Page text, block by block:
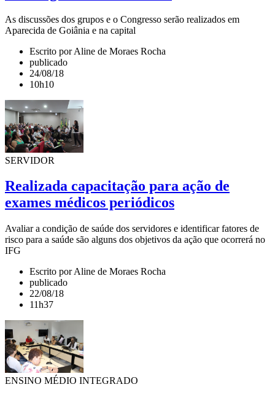
As discussões dos grupos e o Congresso serão realizados em
Aparecida de Goiânia e na capital
Escrito por Aline de Moraes Rocha
publicado
24/08/18
10h10
SERVIDOR
Realizada capacitação para ação de
exames médicos periódicos
Avaliar a condição de saúde dos servidores e identificar fatores de
risco para a saúde são alguns dos objetivos da ação que ocorrerá no
IFG
Escrito por Aline de Moraes Rocha
publicado
22/08/18
11h37
ENSINO MÉDIO INTEGRADO